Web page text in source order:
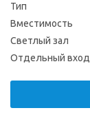
Тип
Вместимость
Светлый зал
Отдельный вход